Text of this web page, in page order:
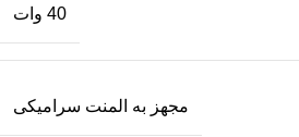
40 وات
مجهز به المنت سرامیکی